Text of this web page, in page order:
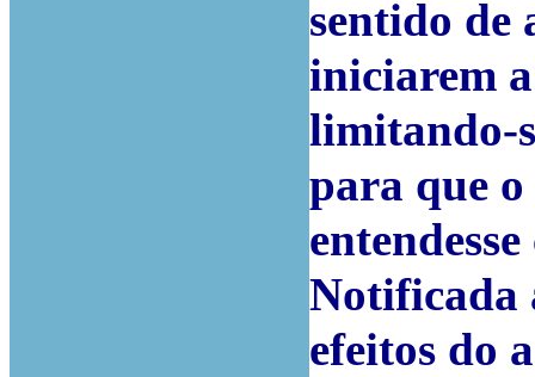
sentido de
iniciarem
limitando-
para que
Notificada
efeitos do